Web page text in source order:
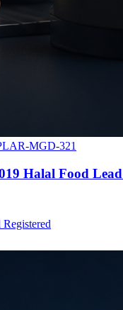
MGD-321
Halal Food